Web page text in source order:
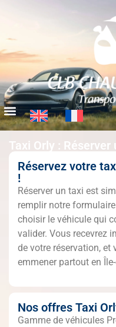
Taxi Orly : Réserver
Réservez votre
!
Réserver un taxi est
remplir notre
choisir le véhicule qui
valider. Vous recevrez
de votre réservation,
emmener partout en
Nos offres Taxi
Gamme de véhicules